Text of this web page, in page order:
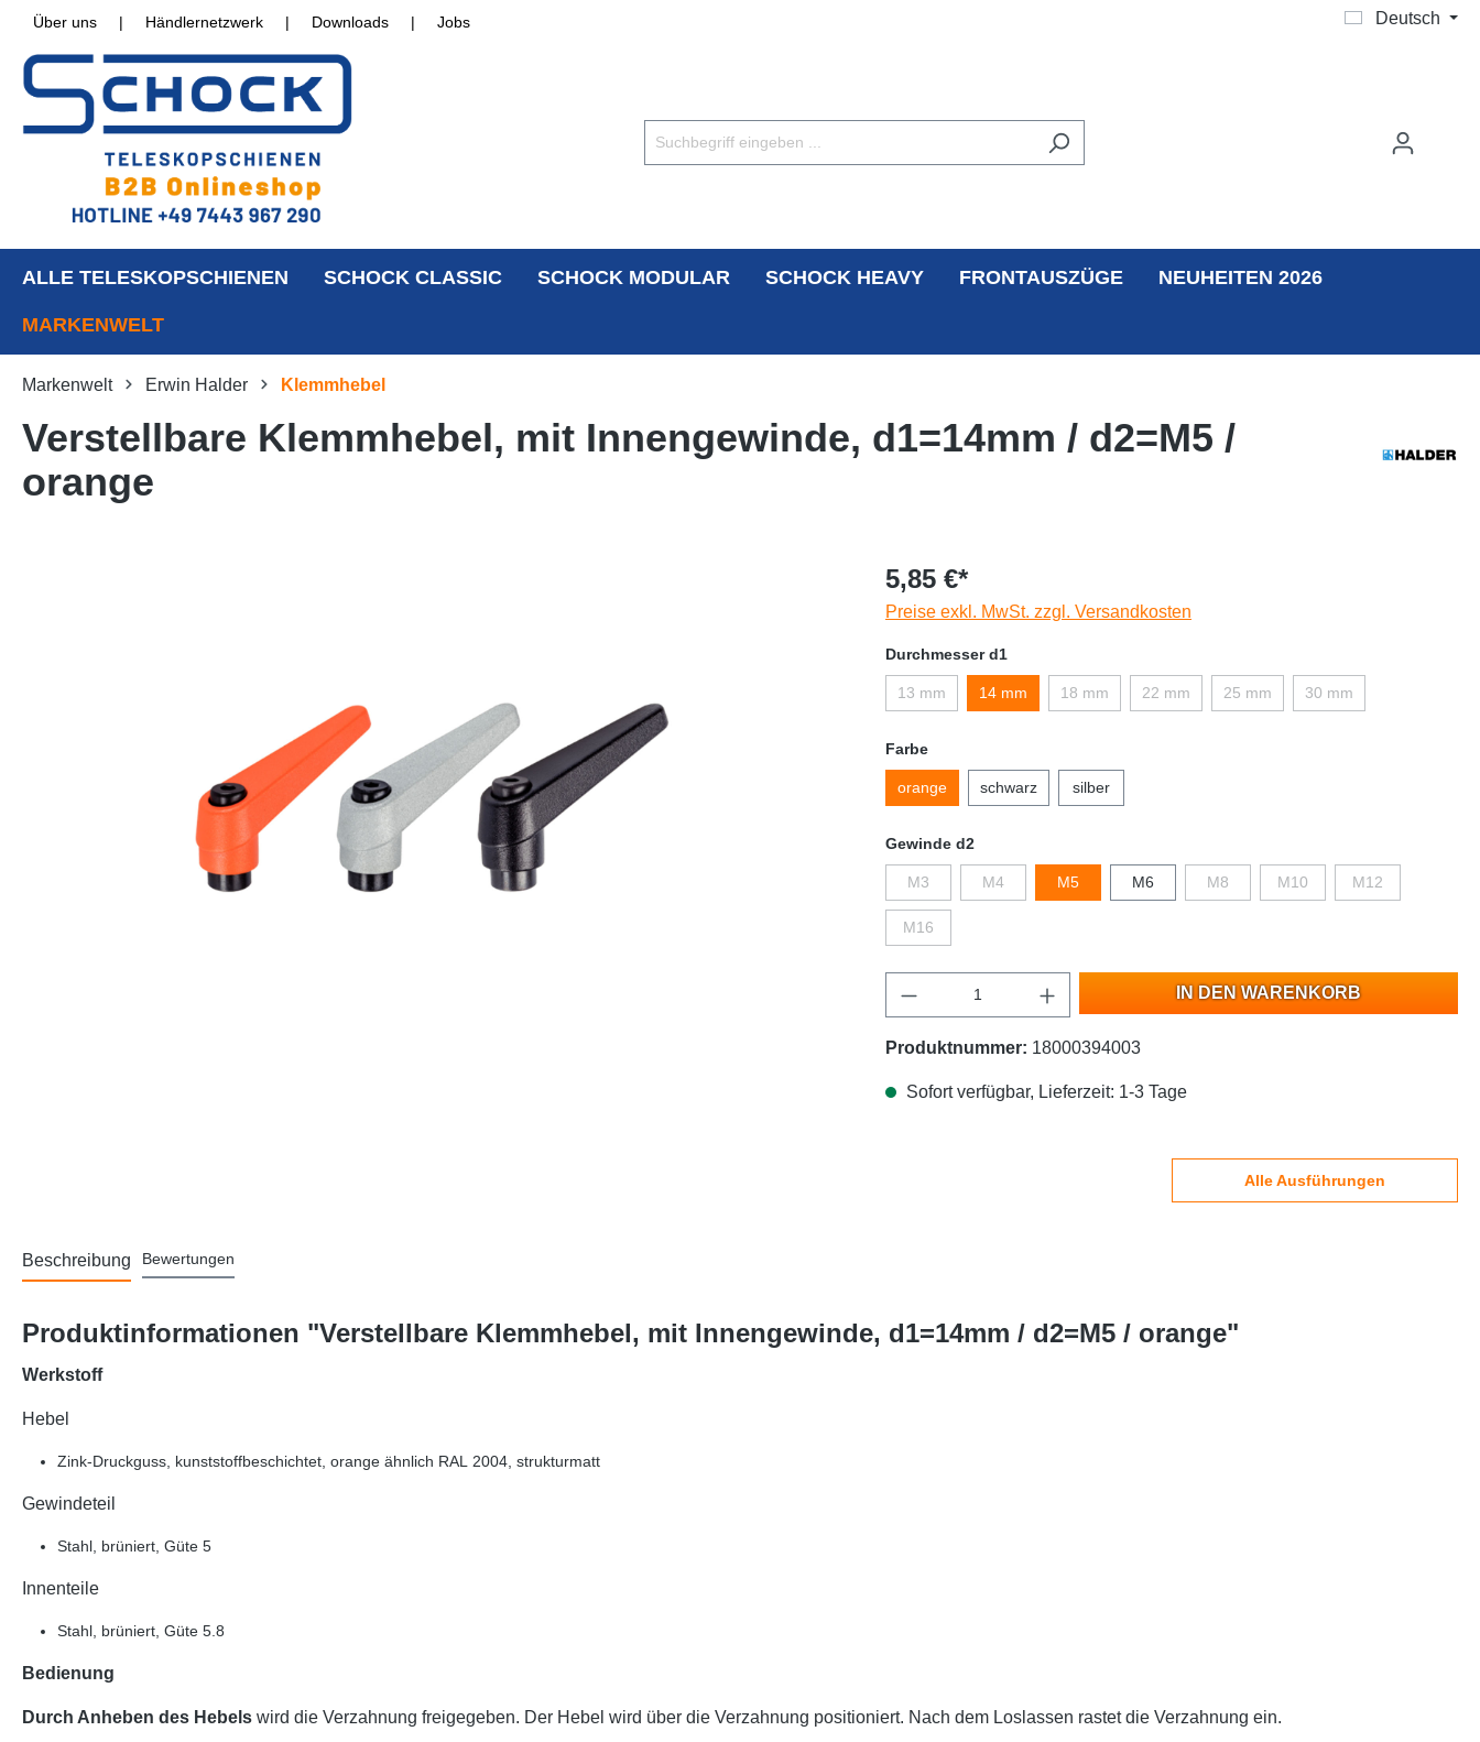
Über uns | Händlernetzwerk | Downloads | Jobs Deutsch
ALLE TELESKOPSCHIENEN SCHOCK CLASSIC SCHOCK MODULAR SCHOCK HEAVY FRONTAUSZÜGE NEUHEITEN 2026
MARKENWELT
Markenwelt Erwin Halder Klemmhebel
Verstellbare Klemmhebel, mit Innengewinde, d1=14mm / d2=M5 /
orange
5,85 €*
Preise exkl. MwSt. zzgl. Versandkosten
Durchmesser d1
13 mm 14 mm 18 mm 22 mm 25 mm 30 mm
Farbe
orange schwarz silber
Gewinde d2
M3 M4 M5 M6 M8 M10 M12
M16
IN DEN WARENKORB
Produktnummer: 18000394003
Sofort verfügbar, Lieferzeit: 1-3 Tage
Alle Ausführungen
Beschreibung Bewertungen
Produktinformationen "Verstellbare Klemmhebel, mit Innengewinde, d1=14mm / d2=M5 / orange"
Werkstoff
Hebel
Zink-Druckguss, kunststoffbeschichtet, orange ähnlich RAL 2004, strukturmatt
Gewindeteil
Stahl, brüniert, Güte 5
Innenteile
Stahl, brüniert, Güte 5.8
Bedienung
Durch Anheben des Hebels wird die Verzahnung freigegeben. Der Hebel wird über die Verzahnung positioniert. Nach dem Loslassen rastet die Verzahnung ein.